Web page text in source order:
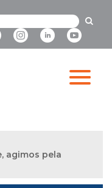
agimos pela